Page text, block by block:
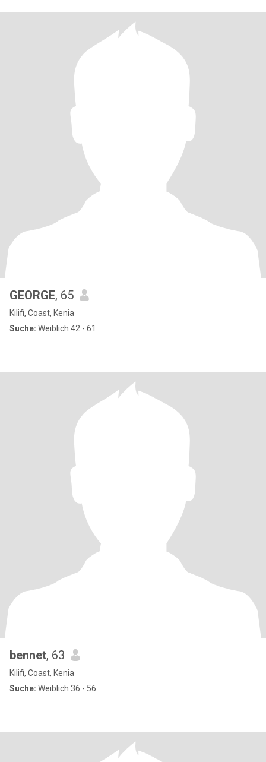
GEORGE, 65
Kilifi, Coast, Kenia
Suche: Weiblich 42 - 61
bennet, 63
Kilifi, Coast, Kenia
Suche: Weiblich 36 - 56